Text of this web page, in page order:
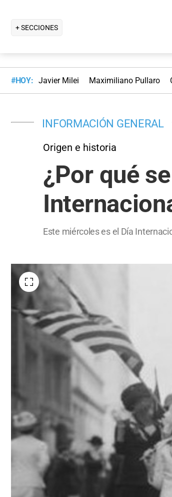
+ SECCIONES
#HOY: Javier Milei Maximiliano Pullaro
INFORMACIÓN GENERAL
Origen e historia
¿Por qué
Este miércoles es el Día